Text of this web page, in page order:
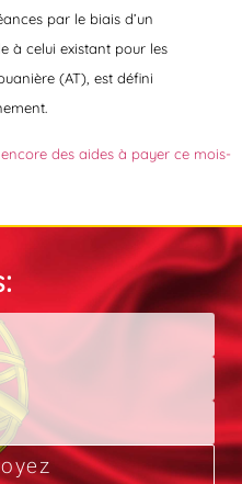
par le biais d’un
à celui existant pour les
(AT), est défini
des aides à payer ce mois-